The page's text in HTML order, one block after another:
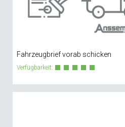
Fahrzeugbrief vorab schicken
Verfügbarkeit: